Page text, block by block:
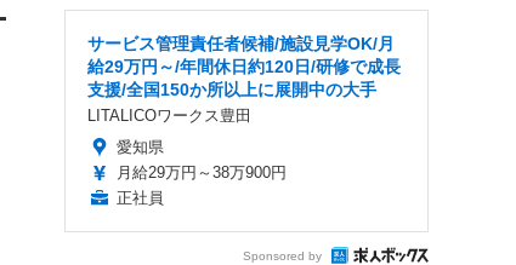
サービス管理責任者候補/施設見学OK/月
給29万円～/年間休日約120日/研修で成長
支援/全国150か所以上に展開中の大手
LITALICOワークス豊田
愛知県
月給29万円～38万900円
正社員
Sponsored by